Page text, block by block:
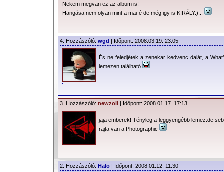
Nekem megvan ez az album is!
Hangása nem olyan mint a mai-é de még igy is KIRÁLY:)...
4. Hozzászóló: wgd | Időpont: 2008.03.19. 23:05
És ne feledjétek a zenekar kedvenc dalát, a
lemezen található
3. Hozzászóló: newzoli | Időpont: 2008.01.17. 17:13
jaja emberek! Tényleg a leggyengébb lemez.de
rajta van a Photographic
2. Hozzászóló: Halo | Időpont: 2008.01.12. 11:30